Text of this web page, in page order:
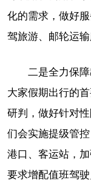
化的需求，做好
驾旅游、邮轮运输
二是全力保
大家假期出行的
研判，做好针对
们会实施提级管
港口、客运站，
要求增配值班驾